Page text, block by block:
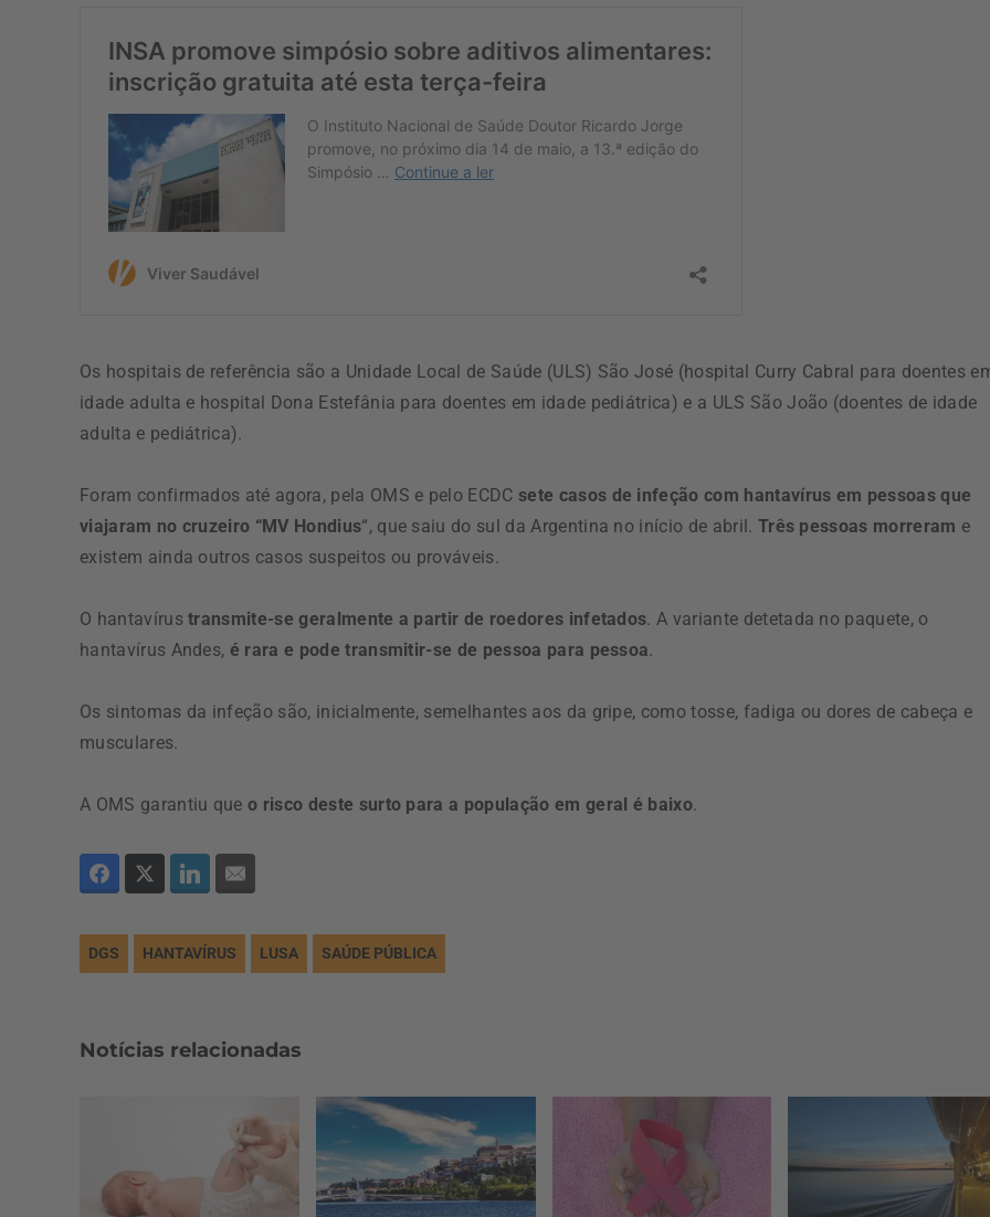
Os hospitais de referência são a Unidade Local de Saúde (ULS) São José (hospital Curry Cabral para doentes
idade adulta e hospital Dona Estefânia para doentes em idade pediátrica) e a ULS São João (doentes de idade
adulta e pediátrica).
Foram confirmados até agora, pela OMS e pelo ECDC sete casos de infeção com hantavírus em pessoas que
viajaram no cruzeiro “MV Hondius“, que saiu do sul da Argentina no início de abril. Três pessoas morreram e
existem ainda outros casos suspeitos ou prováveis.
O hantavírustransmite-se geralmente a partir de roedores infetados. A variante detetada no paquete, o
hantavírus Andes, é rara e pode transmitir-se de pessoa para pessoa.
Os sintomas da infeção são, inicialmente, semelhantes aos da gripe, como tosse, fadiga ou dores de cabeça e
musculares.
A OMS garantiu queo risco deste surto para a população em geral é baixo.
DGS HANTAVÍRUS LUSA SAÚDE PÚBLICA
Notícias relacionadas